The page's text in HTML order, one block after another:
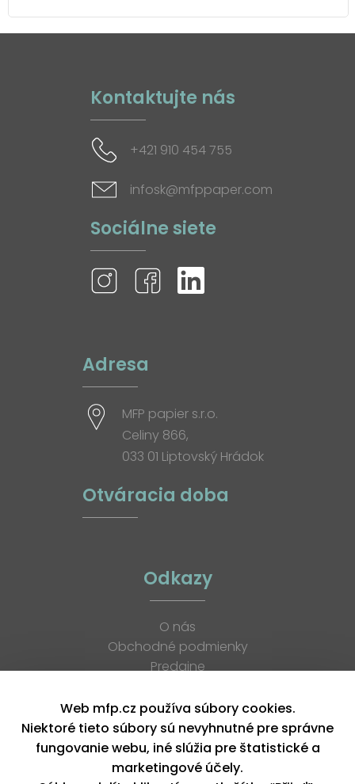
Kontaktujte nás
+421 910 454 755
infosk@mfppaper.com
Sociálne siete
Adresa
MFP papier s.r.o.
Celiny 866,
033 01 Liptovský Hrádok
Otváracia doba
Odkazy
O nás
Obchodné podmienky
Predajne
K stiahnutiu
Blog
Kontakt
Kariéra
Web mfp.cz používa súbory cookies.
Niektoré tieto súbory sú nevyhnutné pre správne
fungovanie webu, iné slúžia pre štatistické a
marketingové účely.